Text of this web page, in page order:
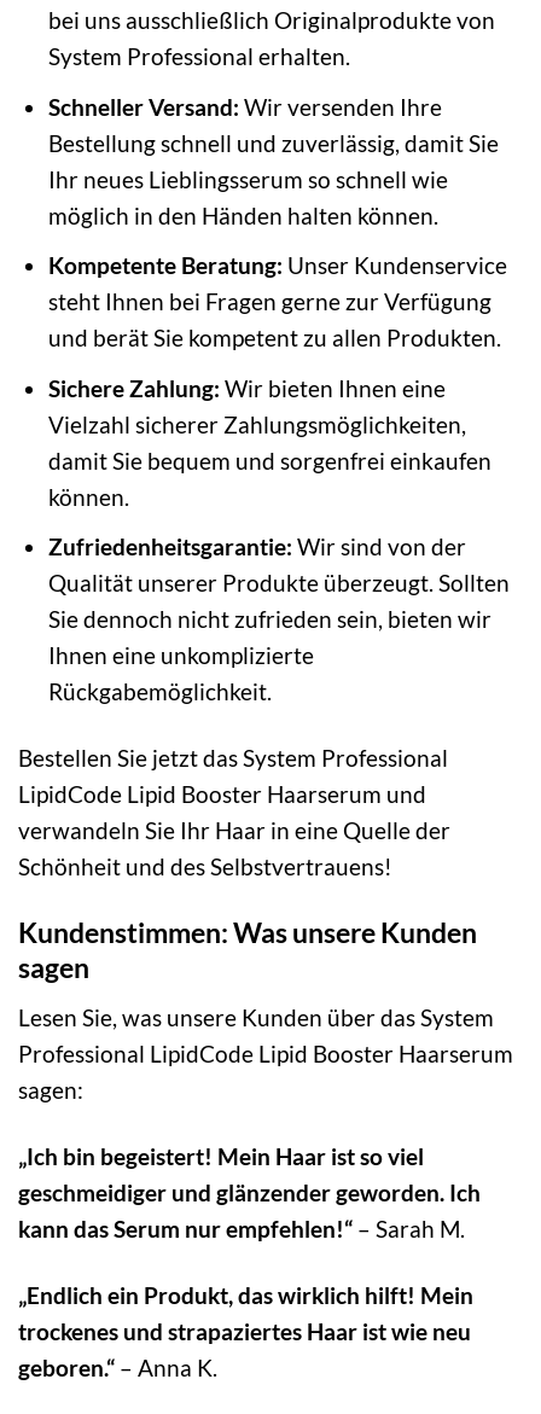
bei uns ausschließlich Originalprodukte von
System Professional erhalten.
Schneller Versand: Wir versenden Ihre
Bestellung schnell und zuverlässig, damit Sie
Ihr neues Lieblingsserum so schnell wie
möglich in den Händen halten können.
Kompetente Beratung: Unser Kundenservice
steht Ihnen bei Fragen gerne zur Verfügung
und berät Sie kompetent zu allen Produkten.
Sichere Zahlung: Wir bieten Ihnen eine
Vielzahl sicherer Zahlungsmöglichkeiten,
damit Sie bequem und sorgenfrei einkaufen
können.
Zufriedenheitsgarantie: Wir sind von der
Qualität unserer Produkte überzeugt. Sollten
Sie dennoch nicht zufrieden sein, bieten wir
Ihnen eine unkomplizierte
Rückgabemöglichkeit.
Bestellen Sie jetzt das System Professional
LipidCode Lipid Booster Haarserum und
verwandeln Sie Ihr Haar in eine Quelle der
Schönheit und des Selbstvertrauens!
Kundenstimmen: Was unsere Kunden
sagen
Lesen Sie, was unsere Kunden über das System
Professional LipidCode Lipid Booster Haarserum
sagen:
„Ich bin begeistert! Mein Haar ist so viel
geschmeidiger und glänzender geworden. Ich
kann das Serum nur empfehlen!“ – Sarah M.
„Endlich ein Produkt, das wirklich hilft! Mein
trockenes und strapaziertes Haar ist wie neu
geboren.“ – Anna K.